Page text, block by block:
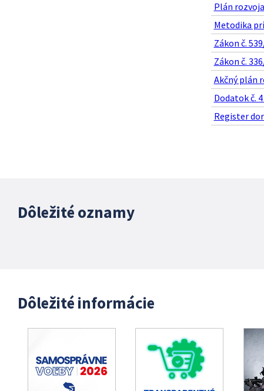
Plán
Metodika
Zákon č.
Zákon č.
Akčný plán
Dodatok č.
Register
Dôležité oznamy
Dôležité informácie